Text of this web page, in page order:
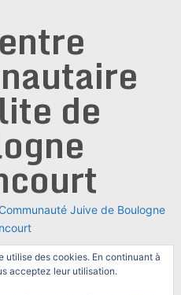
de
Juive de Boulogne
des cookies. En continuant à
acceptez leur utilisation.